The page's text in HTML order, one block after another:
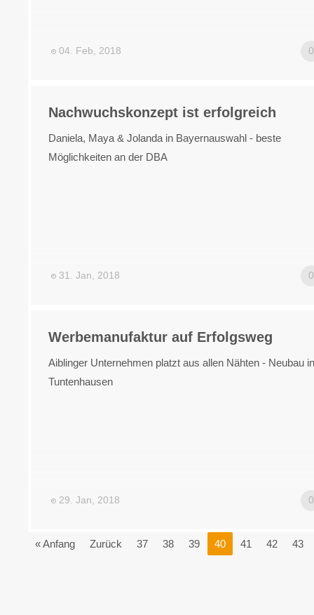
04. Feb, 2018 0
Nachwuchskonzept ist erfolgreich
Daniela, Maya & Jolanda in Bayernauswahl - beste
Möglichkeiten an der DBA
31. Jan, 2018 0
Werbemanufaktur auf Erfolgsweg
Aiblinger Unternehmen platzt aus allen Nähten - Neubau in
Tuntenhausen
29. Jan, 2018 0
« Anfang Zurück 37 38 39 40 41 42 43